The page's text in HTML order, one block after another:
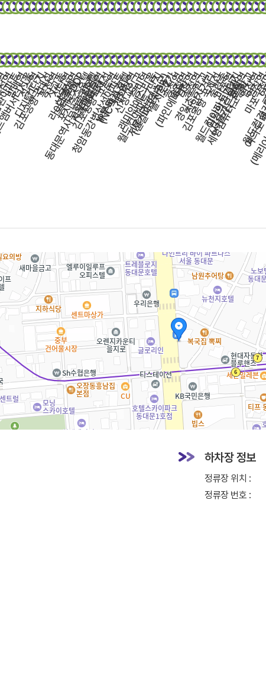
여의
(메
마포
월드
염
염창역
세명컴퓨터고등학교
염창역
월드컵아파트7단지
마포역
(서울가든호텔)
충현중
이원익기념관
김포공항 국제선
장안사거리
경일초등학교
송정역
염창역
송정역
송정역
을지로2가
(파인에비뉴)
서울시청(덕수궁)
월드컵아파트7단지
래미안에스티움
(신길파크자이)
증미역
신정교입구
개화산역
IP부띠끄 호텔
청암동강변삼성아파트
구로역
(NC백화점)
김포공항국제선
서울대입구역
공군호텔
포시즌스호텔
(광화문)
동대문DDP
동대문역사문화공원역
신용산역
신답역
서교동
라이즈호텔
봉천역
김포공항국내선
디지털1단지
석수역
더서울
방배역
트
역
하차장 정보
정류장 위치 :
정류장 번호 :